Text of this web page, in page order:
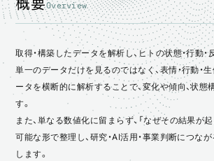
概要
進め方
特徴
オルチェの強み
スポット利用ガイド
概要Overview
取得・構築したデータを解析し、ヒトの状態・行動・
単一のデータだけを見るのではなく、表情・行動・
ータを横断的に解析することで、変化や傾向、状態
す。
また、単なる数値化に留まらず、「なぜその結果が
可能な形で整理し、研究・AI活用・事業判断につな
します。